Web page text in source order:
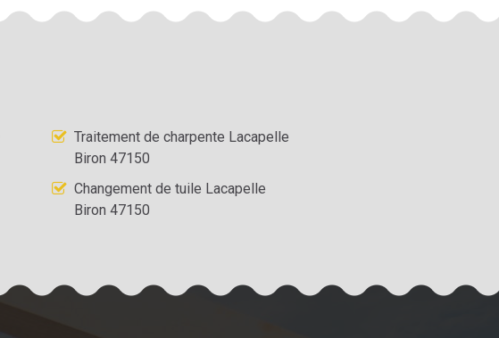
Traitement de charpente Lacapelle
Biron 47150
Changement de tuile Lacapelle
Biron 47150